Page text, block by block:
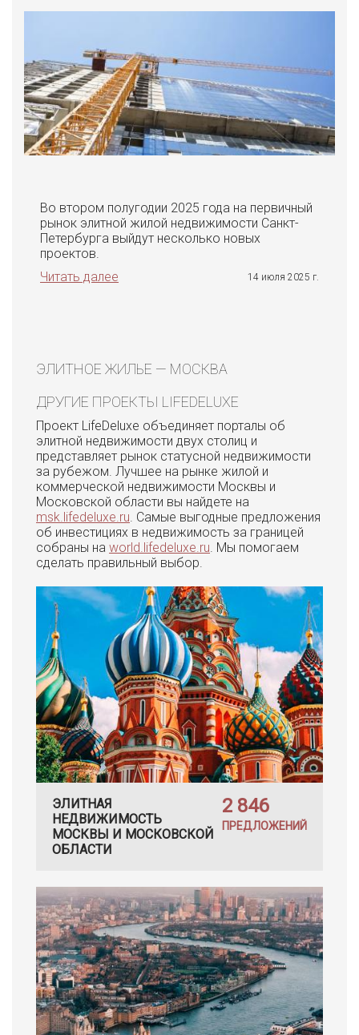
Во втором полугодии 2025 года на первичный
рынок элитной жилой недвижимости Санкт-
Петербурга выйдут несколько новых
проектов.
Читать далее
14 июля 2025 г.
ЭЛИТНОЕ ЖИЛЬЕ — МОСКВА
ДРУГИЕ ПРОЕКТЫ LIFEDELUXE
Проект LifeDeluxe объединяет порталы об
элитной недвижимости двух столиц и
представляет рынок статусной недвижимости
за рубежом. Лучшее на рынке жилой и
коммерческой недвижимости Москвы и
Московской области вы найдете на
msk.lifedeluxe.ru. Самые выгодные предложения
об инвестициях в недвижимость за границей
собраны на world.lifedeluxe.ru. Мы помогаем
сделать правильный выбор.
ЭЛИТНАЯ
НЕДВИЖИМОСТЬ
МОСКВЫ И МОСКОВСКОЙ
ОБЛАСТИ
2 846
ПРЕДЛОЖЕНИЙ